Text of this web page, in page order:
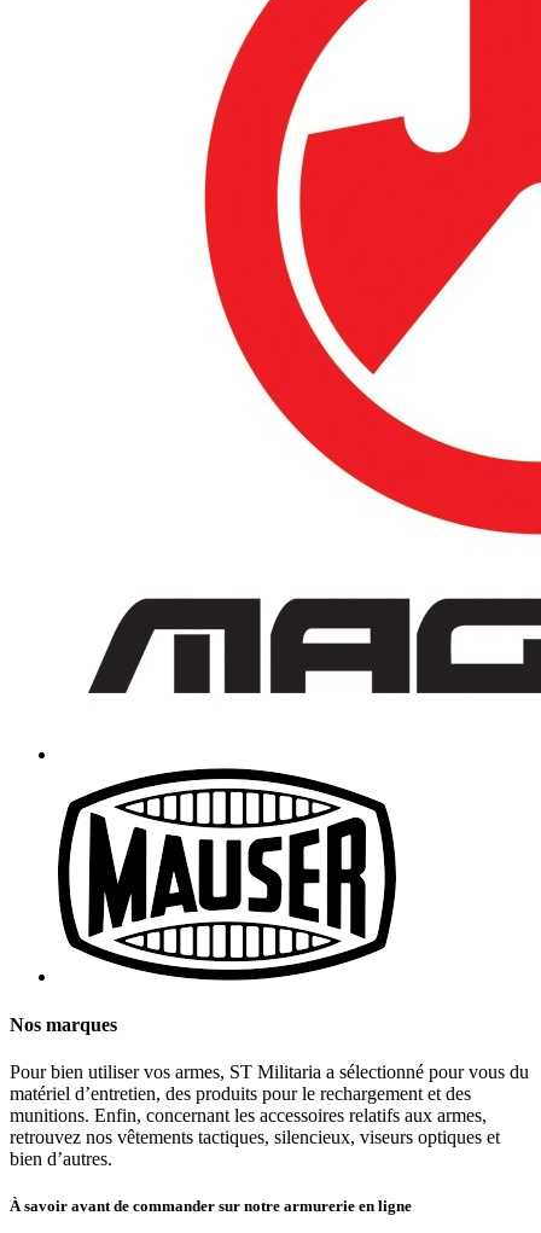
Nos marques
Pour bien utiliser vos armes, ST Militaria a sélectionné pour vous du
matériel d’entretien, des produits pour le rechargement et des
munitions. Enfin, concernant les accessoires relatifs aux armes,
retrouvez nos vêtements tactiques, silencieux, viseurs optiques et
bien d’autres.
À savoir avant de commander sur notre armurerie en ligne